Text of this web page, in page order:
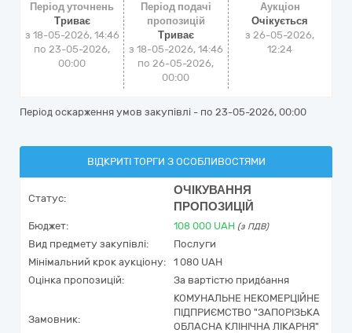
Період уточнень
Триває
з 18-05-2026, 14:46
по 23-05-2026,
00:00
Період подачі
пропозицій
Триває
з 18-05-2026, 14:46
по 26-05-2026,
00:00
Аукціон
Очікується
з26-05-2026,
12:24
Період оскарження умов закупівлі - по 23-05-2026, 00:00
ВІДКРИТІ ТОРГИ З ОСОБЛИВОСТЯМИ
Статус:
ОЧІКУВАННЯ
ПРОПОЗИЦІЙ
Бюджет: 108 000 UAH (з ПДВ)
Вид предмету закупівлі:
Послуги
Мінімальний крок аукціону:
1 080 UAH
Оцінка пропозицій:
За вартістю придбання
Замовник:
КОМУНАЛЬНЕ НЕКОМЕРЦІЙНЕ
ПІДПРИЄМСТВО "ЗАПОРІЗЬКА
ОБЛАСНА КЛІНІЧНА ЛІКАРНЯ"